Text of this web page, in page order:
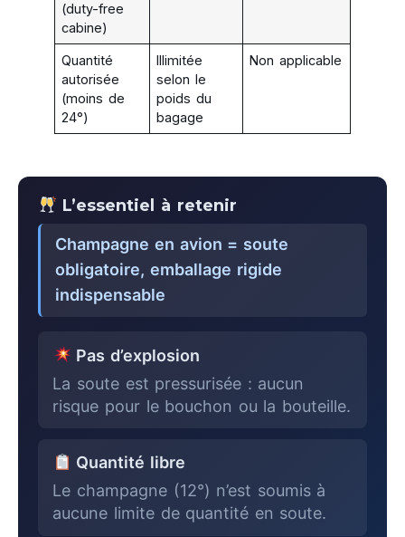
(duty-free
cabine)
Quantité
autorisée
(moins de
24°)
Illimitée
selon le
poids du
bagage
Non applicable
L’essentiel à retenir
Champagne en avion = soute
obligatoire, emballage rigide
indispensable
Pas d’explosion
La soute est pressurisée : aucun
risque pour le bouchon ou la bouteille.
Quantité libre
Le champagne (12°) n’est soumis à
aucune limite de quantité en soute.